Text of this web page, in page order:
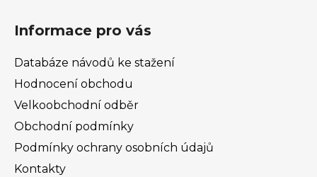
Informace pro vás
Databáze návodů ke stažení
Hodnocení obchodu
Velkoobchodní odběr
Obchodní podmínky
Podmínky ochrany osobních údajů
Kontakty